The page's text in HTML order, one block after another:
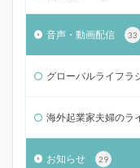
音声・動画配信 33
グローバルライフラ
海外起業家夫婦のラ
お知らせ 29